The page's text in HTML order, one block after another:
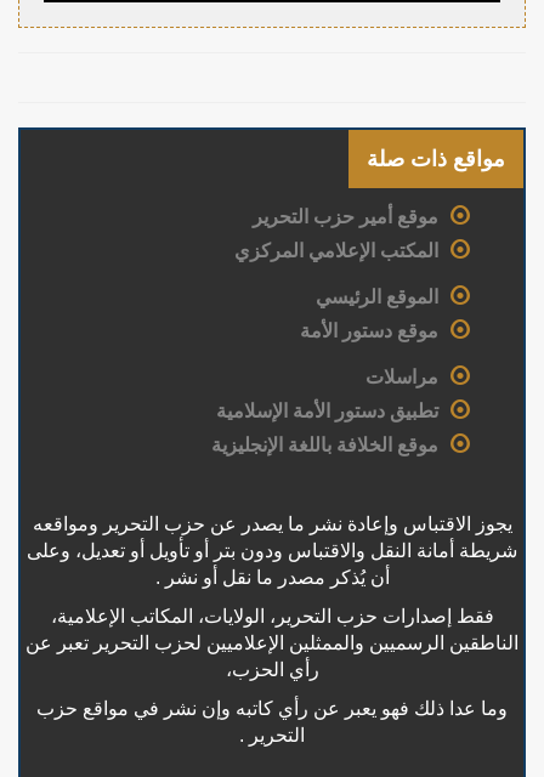
مواقع ذات صلة
موقع أمير حزب التحرير
المكتب الإعلامي المركزي
الموقع الرئيسي
موقع دستور الأمة
مراسلات
تطبيق دستور الأمة الإسلامية
موقع الخلافة باللغة الإنجليزية
يجوز الاقتباس وإعادة نشر ما يصدر عن حزب التحرير ومواقعه
شريطة أمانة النقل والاقتباس ودون بتر أو تأويل أو تعديل، وعلى
أن يُذكر مصدر ما نقل أو نشر .
فقط إصدارات حزب التحرير، الولايات، المكاتب الإعلامية،
الناطقين الرسميين والممثلين الإعلاميين لحزب التحرير تعبر عن
رأي الحزب،
وما عدا ذلك فهو يعبر عن رأي كاتبه وإن نشر في مواقع حزب
التحرير .